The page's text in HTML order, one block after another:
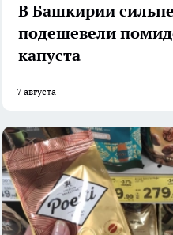
В Башкирии
подешевели
капуста
7 августа